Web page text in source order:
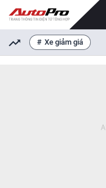
Xe giảm giá